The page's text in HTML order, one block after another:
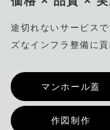
途切れないサービス
ズなインフラ整備に貢
マンホール蓋
作図制作